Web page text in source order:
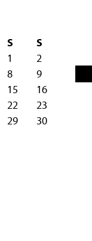
S
S
1
2
8
9
15
16
22
23
29
30